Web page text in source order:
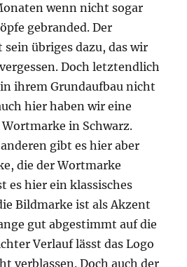
wenn nicht sogar
gebranded. Der
übriges dazu, das wir
Doch letztendlich
ihrem Grundaufbau nicht
hier haben wir eine
in Schwarz.
gibt es hier aber
die der Wortmarke
es hier ein klassisches
Bildmarke ist als Akzent
gut abgestimmt auf die
Verlauf lässt das Logo
verblassen. Doch auch der